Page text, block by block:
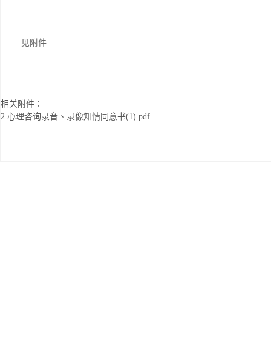
见附件
相关附件：
2.心理咨询录音、录像知情同意书(1).pdf